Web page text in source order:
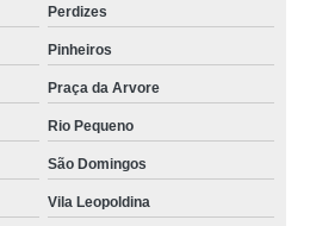
Perdizes
Pinheiros
Praça da Arvore
Rio Pequeno
São Domingos
Vila Leopoldina